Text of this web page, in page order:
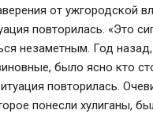
от ужгородской
повторилась. «Это
незаметным. Год
было ясно кто
повторилась.
понесли хулиганы,